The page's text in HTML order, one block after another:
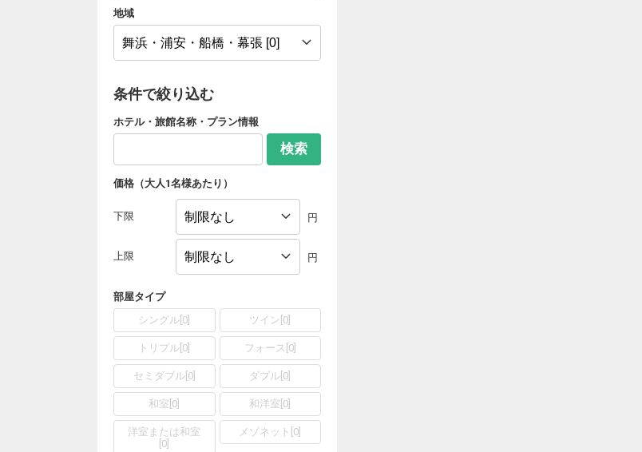
地域
条件で絞り込む
ホテル・旅館名称・プラン情報
検索
価格（大人1名様あたり）
下限 円
上限 円
部屋タイプ
シングル 0 ツイン 0
トリプル 0 フォース 0]
セミダブル[ 0] ダブル 0
和室 0 和洋室 0
洋室または和室
0
メゾネット 0